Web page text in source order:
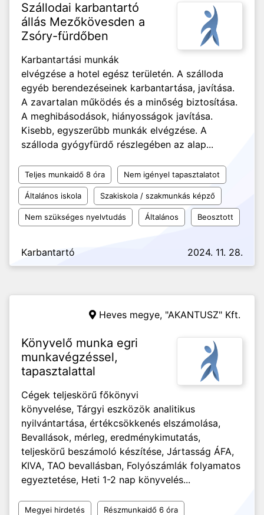
Szállodai karbantartó
állás Mezőkövesden a
Zsóry-fürdőben
Karbantartási munkák
elvégzése a hotel egész területén. A szálloda
egyéb berendezéseinek karbantartása, javítása.
A zavartalan működés és a minőség biztosítása.
A meghibásodások, hiányosságok javítása.
Kisebb, egyszerűbb munkák elvégzése. A
szálloda gyógyfürdő részlegében az alap...
Teljes munkaidő 8 óra Nem igényel tapasztalatot
Általános iskola Szakiskola / szakmunkás képző
Nem szükséges nyelvtudás Általános Beosztott
Karbantartó 2024. 11. 28.
Heves megye, "AKANTUSZ" Kft.
Könyvelő munka egri
munkavégzéssel,
tapasztalattal
Cégek teljeskörű főkönyvi
könyvelése, Tárgyi eszközök analitikus
nyilvántartása, értékcsökkenés elszámolása,
Bevallások, mérleg, eredménykimutatás,
teljeskörű beszámoló készítése, Jártasság ÁFA,
KIVA, TAO bevallásban, Folyószámlák folyamatos
egyeztetése, Heti 1-2 nap könyvelés...
Megyei hirdetés Részmunkaidő 6 óra